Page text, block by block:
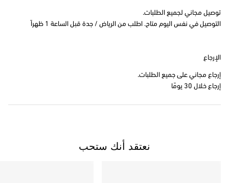
توصيل مجاني لجميع الطلبات.
التوصيل في نفس اليوم متاح. اطلب من الرياض / جدة قبل الساعة 1 ظهراً
الإرجاع
إرجاع مجاني على جميع الطلبات.
إرجاع خلال 30 يومًا
نعتقد أنك ستحب